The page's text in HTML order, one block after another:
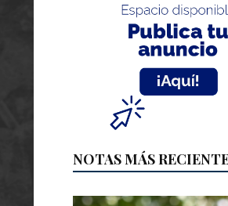
NOTAS MÁS